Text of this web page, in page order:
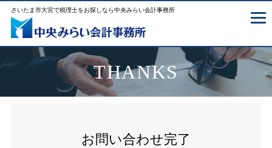
さいたま市大宮で税理士をお探しなら中央みらい会計事務所
THANKS
お問い合わせ完了